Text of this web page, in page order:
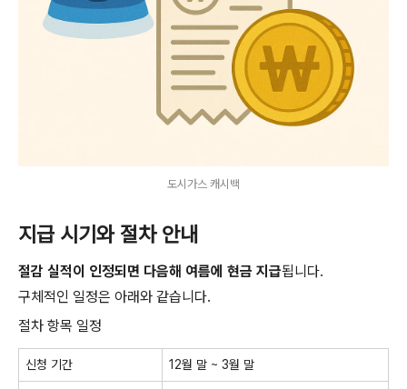
도시가스 캐시백
지급 시기와 절차 안내
절감 실적이 인정되면 다음해 여름에 현금 지급됩니다.
구체적인 일정은 아래와 같습니다.
절차 항목 일정
신청 기간 12월 말 ~ 3월 말